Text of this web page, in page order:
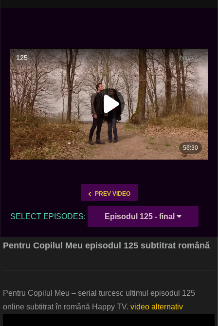
PREV VIDEO
SELECT EPISODES: Episodul 125 - final
Pentru Copilul Meu episodul 125 subtitrat română
Pentru Copilul Meu – serial turcesc ultimul episodul 125
online subtitrat în română Happy TV. video alternativ